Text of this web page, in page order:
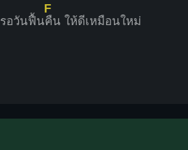
รอวันฟื้น
F
คืน ให้ดีเหมือนใหม่